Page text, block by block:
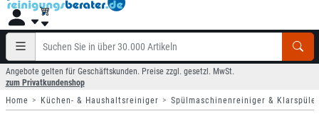
Angebote gelten für Geschäftskunden. Preise zzgl. gesetzl. MwSt.
zum Privatkundenshop
Home
Küchen- & Haushaltsreiniger Spülmaschinenreiniger & Klarspüler